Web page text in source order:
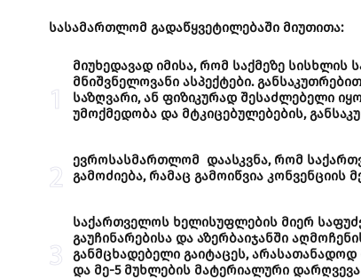
სასამართლომ გადაწყვეტილებაში მიუთითა:
მიუხედავად იმისა, რომ საქმეზე სისხლის
მნიშვნელოვანი ასპექტები.
საზღვარი, ან ფიზიკურად შესაძლებელი
უმოქმედობა და მტკიცებულებების,
ევროსასმართლომ დაასკვნა, რომ
გამოძიება, რამაც გამოიწვია კონვენციის
საქართველოს ხელისუფლების მიერ
გაუჩინარებისა და აზერბაიჯანში
განმცხადებელი გაიტაცეს,
და მე-5 მუხლების მატერიალური